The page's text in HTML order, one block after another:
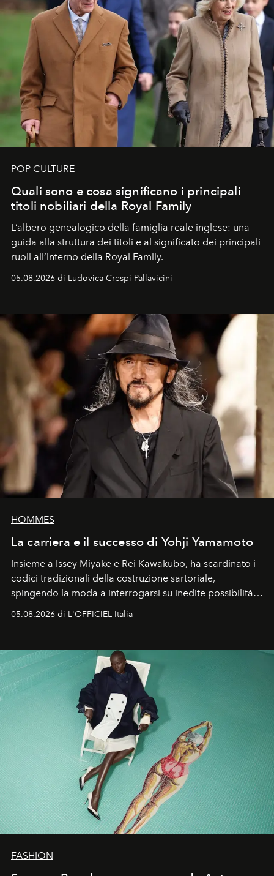
POP CULTURE
Quali sono e cosa significano i principali
titoli nobiliari della Royal Family
L’albero genealogico della famiglia reale inglese: una
guida alla struttura dei titoli e al significato dei principali
ruoli all’interno della Royal Family.
05.08.2026 di Ludovica Crespi-Pallavicini
HOMMES
La carriera e il successo di Yohji Yamamoto
Insieme a Issey Miyake e Rei Kawakubo, ha scardinato i
codici tradizionali della costruzione sartoriale,
spingendo la moda a interrogarsi su inedite possibilità
formali e a ridefinire il concetto stesso di silhouette.
un’impronta indelebile nella storia della moda.
05.08.2026 di L'OFFICIEL Italia
FASHION